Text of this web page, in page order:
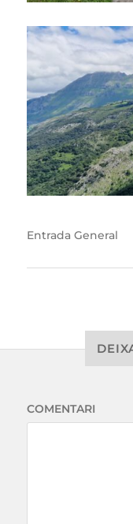
Entrada General
COMENTARI